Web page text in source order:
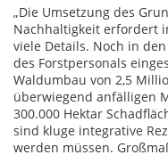
„Die Umsetzung des
Nachhaltigkeit erfordert
viele Details. Noch in
des Forstpersonals
Waldumbau von 2,5
überwiegend anfälligen
300.000 Hektar
sind kluge integrative
werden müssen.